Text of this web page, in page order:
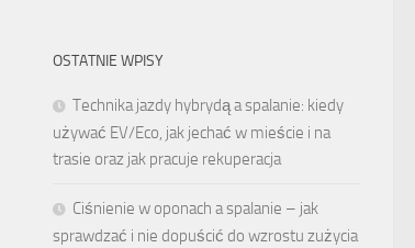
OSTATNIE WPISY
Technika jazdy hybrydą a spalanie: kiedy
używać EV/Eco, jak jechać w mieście i na
trasie oraz jak pracuje rekuperacja
Ciśnienie w oponach a spalanie – jak
sprawdzać i nie dopuścić do wzrostu zużycia